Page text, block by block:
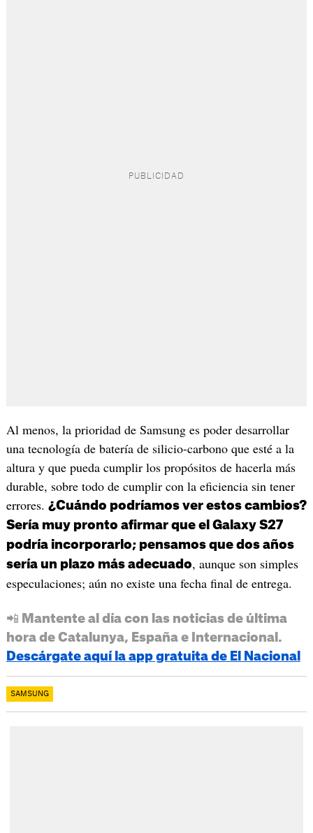
Al menos, la prioridad de Samsung es poder desarrollar
una tecnología de batería de silicio-carbono que esté a la
altura y que pueda cumplir los propósitos de hacerla más
durable, sobre todo de cumplir con la eficiencia sin tener
errores. ¿Cuándo podríamos ver estos cambios?
Sería muy pronto afirmar que el Galaxy S27
podría incorporarlo; pensamos que dos años
sería un plazo más adecuado, aunque son simples
especulaciones; aún no existe una fecha final de entrega.
📲 Mantente al día con las noticias de última
hora de Catalunya, España e Internacional.
Descárgate aquí la app gratuita de El Nacional
SAMSUNG